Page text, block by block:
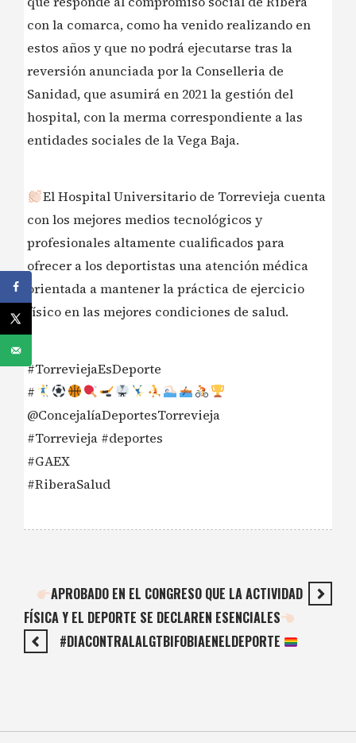
con la comarca, como ha venido realizando en
estos años y que no podrá ejecutarse tras la
reversión anunciada por la Conselleria de
Sanidad, que asumirá en 2021 la gestión del
hospital, con la merma correspondiente a las
entidades sociales de la Vega Baja.
El Hospital Universitario de Torrevieja cuenta
con los mejores medios tecnológicos y
profesionales altamente cualificados para
ofrecer a los deportistas una atención médica
orientada a mantener la práctica de ejercicio
físico en las mejores condiciones de salud.
#TorreviejaEsDeporte
#
@ConcejalíaDeportesTorrevieja
#Torrevieja #deportes
#GAEX
#RiberaSalud
APROBADO EN EL CONGRESO QUE LA ACTIVIDAD
FÍSICA Y EL DEPORTE SE DECLAREN ESENCIALES
#DIACONTRALALGTBIFOBIAENELDEPORTE